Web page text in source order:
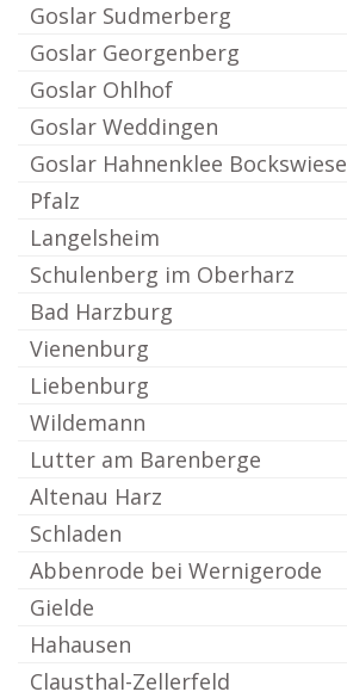
Goslar Sudmerberg
Goslar Georgenberg
Goslar Ohlhof
Goslar Weddingen
Goslar Hahnenklee Bockswiese
Pfalz
Langelsheim
Schulenberg im Oberharz
Bad Harzburg
Vienenburg
Liebenburg
Wildemann
Lutter am Barenberge
Altenau Harz
Schladen
Abbenrode bei Wernigerode
Gielde
Hahausen
Clausthal-Zellerfeld